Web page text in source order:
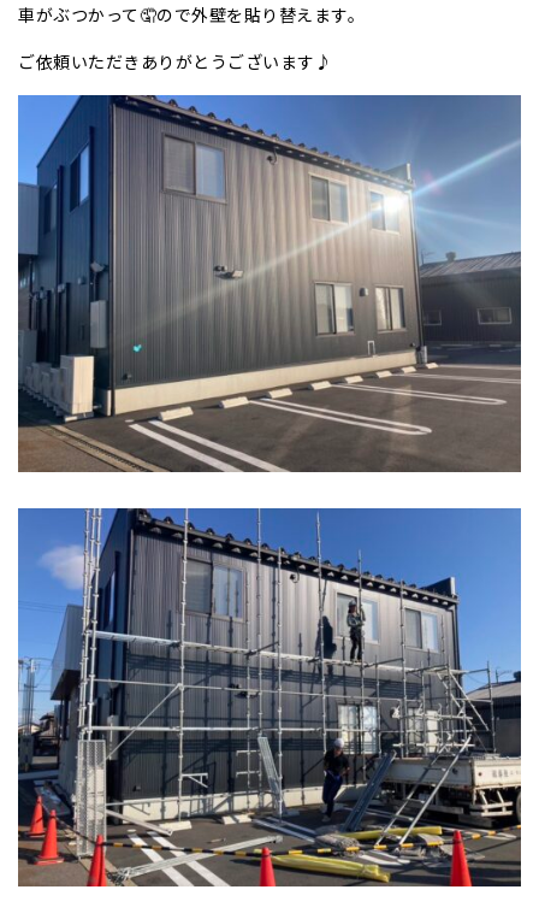
車がぶつかって🤦ので外壁を貼り替えます。
ご依頼いただきありがとうございます♪